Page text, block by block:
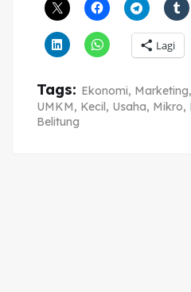
Lagi
Tags: Ekonomi, Marketing,
UMKM, Kecil, Usaha, Mikro,
Belitung